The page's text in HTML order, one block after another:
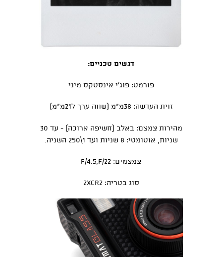
דגשים טכניים:
פורמט:פוג'י אינסטקס מיני
זוית העדשה: 38מ"מ (שווה ערך ל21מ"מ)
מהירות צמצם: באלב (חשיפה ארוכה) - עד 30
שניות, אוטומטי: 8 שניות ועד 1\250 השניה.
צמצמים: F/4.5,f/22
סוג בטריה: 2Xcr2